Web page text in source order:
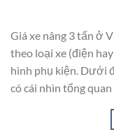
Giá xe nâng 3 tấn ở
theo loại xe (điện
hình phụ kiện. Dưới
có cái nhìn tổng quan